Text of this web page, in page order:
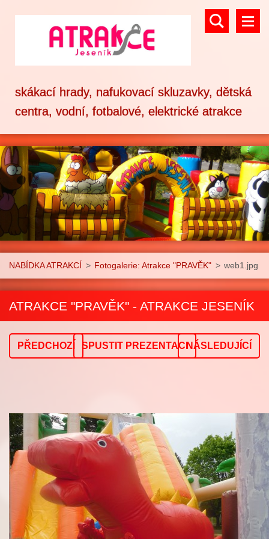
skákací hrady, nafukovací skluzavky, dětská
centra, vodní, fotbalové, elektrické atrakce
NABÍDKA ATRAKCÍ > Fotogalerie: Atrakce "PRAVĚK" > web1.jpg
ATRAKCE "PRAVĚK" - ATRAKCE JESENÍK
PŘEDCHOZÍ SPUSTIT PREZENTACI NÁSLEDUJÍCÍ